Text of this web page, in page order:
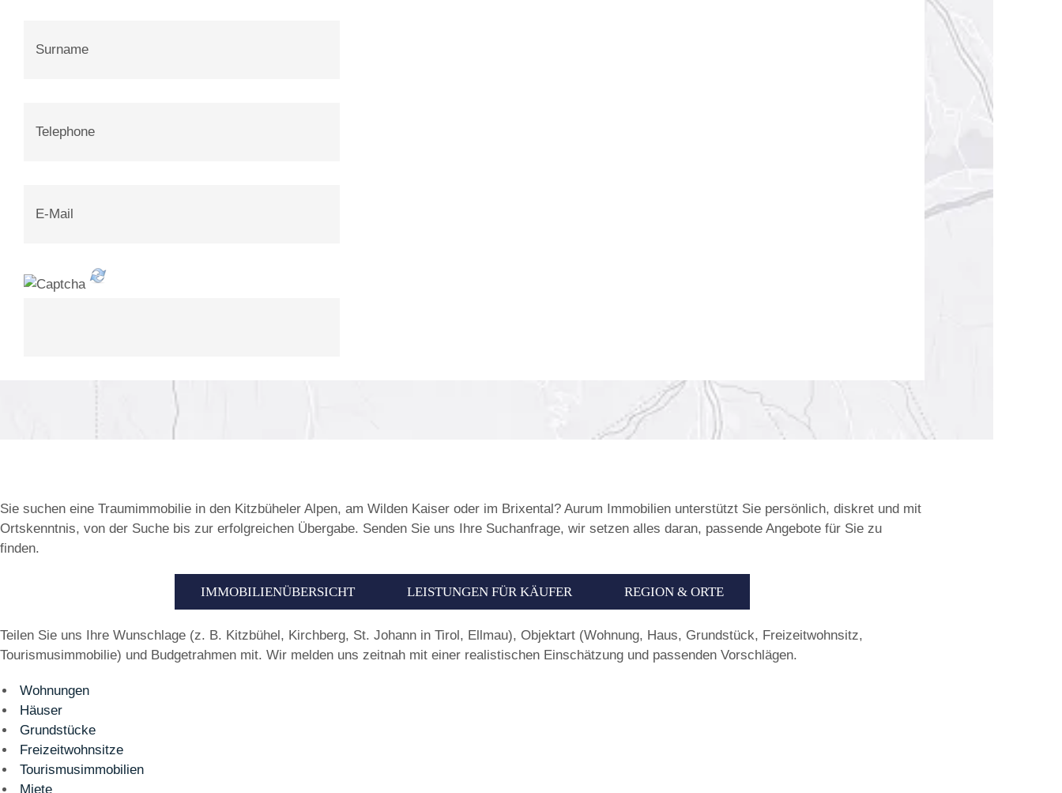
Sie suchen eine Traumimmobilie in den Kitzbüheler Alpen, am Wilden Kaiser oder im Brixental? Aurum Immobilien unterstützt Sie persönlich, diskret und mit
Ortskenntnis, von der Suche bis zur erfolgreichen Übergabe. Senden Sie uns Ihre Suchanfrage, wir setzen alles daran, passende Angebote für Sie zu
finden.
IMMOBILIENÜBERSICHT LEISTUNGEN FÜR KÄUFER REGION & ORTE
Teilen Sie uns Ihre Wunschlage (z. B. Kitzbühel, Kirchberg, St. Johann in Tirol, Ellmau), Objektart (Wohnung, Haus, Grundstück, Freizeitwohnsitz,
Tourismusimmobilie) und Budgetrahmen mit. Wir melden uns zeitnah mit einer realistischen Einschätzung und passenden Vorschlägen.
Wohnungen
Häuser
Grundstücke
Freizeitwohnsitze
Tourismusimmobilien
Miete